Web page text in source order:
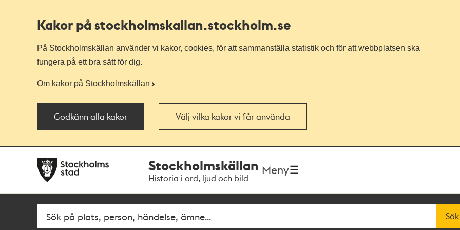
Kakor på stockholmskallan.stockholm.se
På Stockholmskällan använder vi kakor, cookies, för att sammanställa statistik och för att webbplatsen ska
fungera på ett bra sätt för dig.
Om kakor på Stockholmskällan
Godkänn alla kakor Välj vilka kakor vi får använda
navigationen
huvudinnehållet
Stockholmskällan
Historia i ord, ljud och bild
Meny
Fritextsök Sök